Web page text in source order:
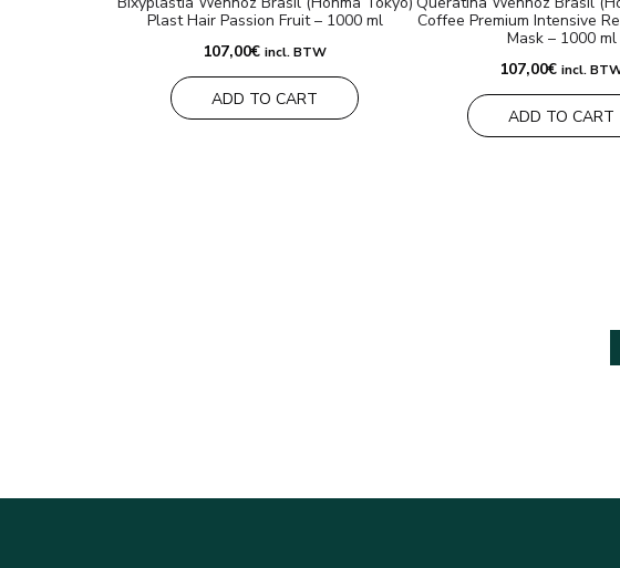
Plast Hair Passion Fruit – 1000 ml
107,00€ incl. BTW
ADD TO CART
Coffee Premium Intensive
Mask – 1000 ml
107,00€ incl.
ADD TO CART